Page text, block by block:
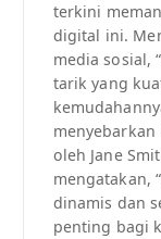
terkini
digital ini.
media sosial,
tarik yang
oleh Jane
mengatakan,
dinamis dan
penting bagi